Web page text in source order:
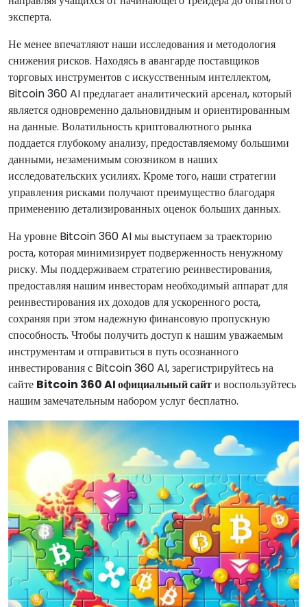
эксперта.
Не менее впечатляют наши исследования и методология
снижения рисков. Находясь в авангарде поставщиков
торговых инструментов с искусственным интеллектом,
Bitcoin 360 AI предлагает аналитический арсенал, который
является одновременно дальновидным и ориентированным
на данные. Волатильность криптовалютного рынка
поддается глубокому анализу, предоставляемому большими
данными, незаменимым союзником в наших
исследовательских усилиях. Кроме того, наши стратегии
управления рисками получают преимущество благодаря
применению детализированных оценок больших данных.
На уровне Bitcoin 360 AI мы выступаем за траекторию
роста, которая минимизирует подверженность ненужному
риску. Мы поддерживаем стратегию реинвестирования,
предоставляя нашим инвесторам необходимый аппарат для
реинвестирования их доходов для ускоренного роста,
сохраняя при этом надежную финансовую пропускную
способность. Чтобы получить доступ к нашим уважаемым
инструментам и отправиться в путь осознанного
инвестирования с Bitcoin 360 AI, зарегистрируйтесь на
сайте Bitcoin 360 AI официальный сайти воспользуйтесь
нашим замечательным набором услуг бесплатно.